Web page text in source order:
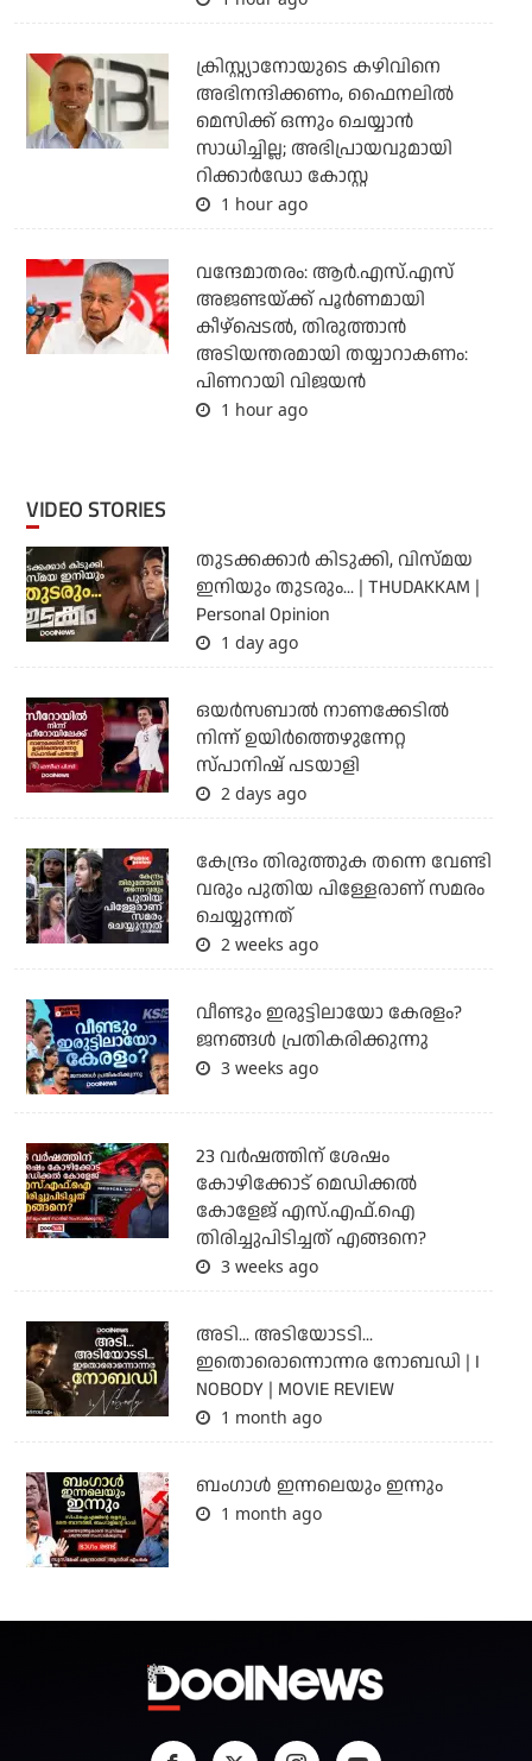
ക്രിസ്റ്റ്യാനോയുടെ കഴിവിനെ
അഭിനന്ദിക്കണം, ഫൈനലില്‍
മെസിക്ക് ഒന്നും ചെയ്യാന്‍
സാധിച്ചില്ല; അഭിപ്രായവുമായി
റിക്കാര്‍ഡോ കോസ്റ്റ
1 hour ago
വന്ദേമാതരം: ആര്‍.എസ്.എസ്
അജണ്ടയ്ക്ക് പൂര്‍ണമായി
കീഴ്‌പ്പെടല്‍, തിരുത്താന്‍
അടിയന്തരമായി തയ്യാറാകണം:
പിണറായി വിജയന്‍
1 hour ago
VIDEO STORIES
തുടക്കക്കാര്‍ കിടുക്കി, വിസ്മയ
ഇനിയും തുടരും... | THUDAKKAM |
Personal Opinion
1 day ago
ഒയര്‍സബാൽ നാണക്കേടിൽ
നിന്ന് ഉയിർത്തെഴുന്നേറ്റ
സ്പാനിഷ് പടയാളി
2 days ago
കേന്ദ്രം തിരുത്തുക തന്നെ വേണ്ടി
വരും പുതിയ പിള്ളേരാണ് സമരം
ചെയ്യുന്നത്
2 weeks ago
വീണ്ടും ഇരുട്ടിലായോ കേരളം?
ജനങ്ങൾ പ്രതികരിക്കുന്നു
3 weeks ago
23 വർഷത്തിന് ശേഷം
കോഴിക്കോട് മെഡിക്കൽ
കോളേജ് എസ്.എഫ്.ഐ
തിരിച്ചുപിടിച്ചത് എങ്ങനെ?
3 weeks ago
അടി... അടിയോടടി...
ഇതൊരൊന്നൊന്നര നോബഡി | I
NOBODY | MOVIE REVIEW
1 month ago
ബംഗാള്‍ ഇന്നലെയും ഇന്നും
1 month ago